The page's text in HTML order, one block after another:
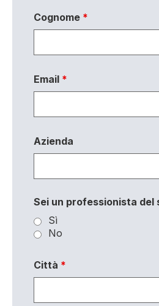
Cognome *
Email *
Azienda
Sei un professionista del
Sì
No
Città *